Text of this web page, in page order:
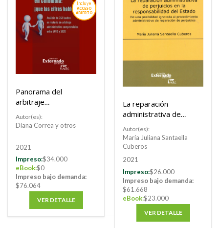
Incluye
ACCESO
ABIERTO
Panorama del
arbitraje
Colombia: ¡que las
Autor(es):
Diana Correa y otros
2021
Impreso:$34.000
eBook:$0
Impreso bajo demanda:
$76.064
VER DETALLE
La reparación
administrativa de
perjuicios en la
responsabilidad del
estado
Autor(es):
María Juliana Santaella
Cuberos
2021
Impreso:$26.000
Impreso bajo demanda:
$61.668
eBook:$23.000
VER DETALLE